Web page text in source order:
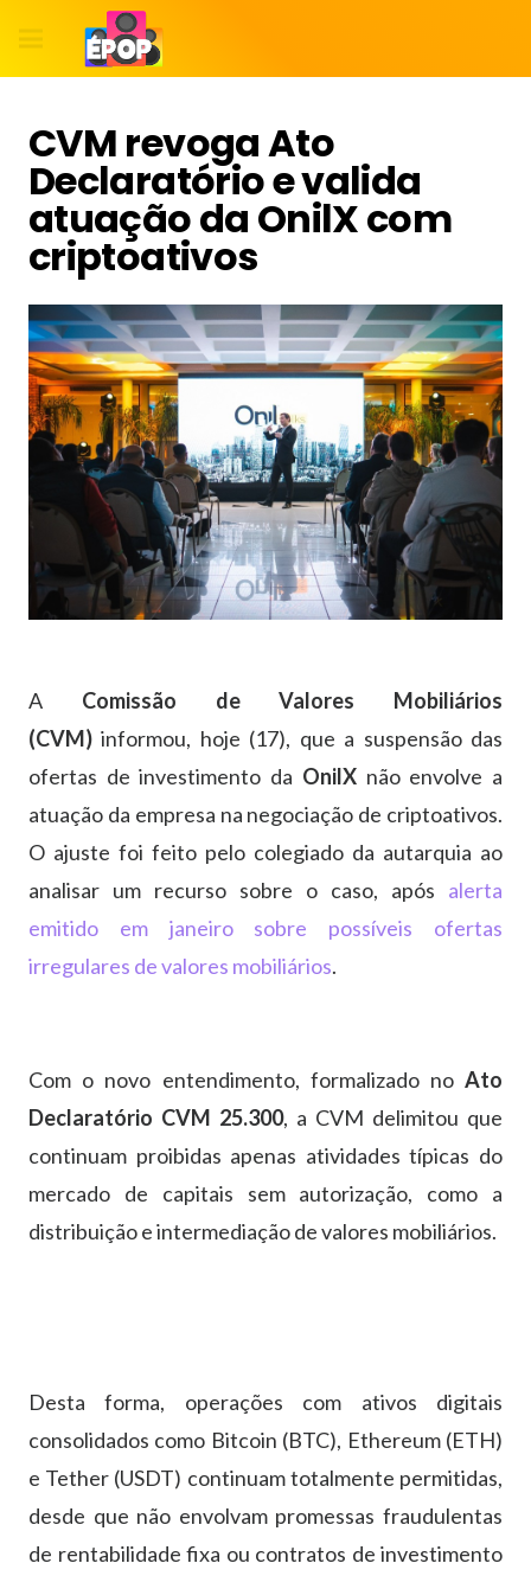
CVM revoga Ato
Declaratório e valida
atuação da OnilX com
criptoativos
A Comissão de Valores Mobiliários
(CVM)informou, hoje (17), que a suspensão das
ofertas de investimento da OnilX não envolve a
atuação da empresa na negociação de criptoativos.
O ajuste foi feito pelo colegiado da autarquia ao
analisar um recurso sobre o caso, após alerta
emitido em janeiro sobre possíveis ofertas
irregulares de valores mobiliários.
Com o novo entendimento, formalizado noAto
Declaratório CVM 25.300, a CVM delimitou que
continuam proibidas apenas atividades típicas do
mercado de capitais sem autorização, como a
distribuição e intermediação de valores mobiliários.
Desta forma, operações com ativos digitais
consolidados como Bitcoin (BTC), Ethereum (ETH)
e Tether (USDT) continuam totalmente permitidas,
desde que não envolvam promessas fraudulentas
de rentabilidade fixa ou contratos de investimento